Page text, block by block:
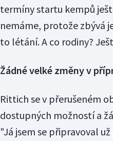
termíny startu kempů
nemáme, protože zbývá
to létání. A co rodiny?
Žádné velké změny v
Rittich se v přerušeném
dostupných možností a
"Já jsem se připravoval